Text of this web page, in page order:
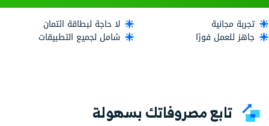
تجربة مجانية
لا حاجة لبطاقة ائتمان
جاهز للعمل فورًا
شامل لجميع التطبيقات
تابع مصروفاتك بسهولة